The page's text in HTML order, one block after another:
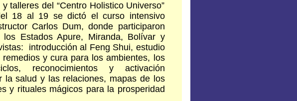
talleres del “Centro Holistico Universo”
18 al 19 se dictó el curso intensivo
Carlos Dum, donde participaron
Estados Apure, Miranda, Bolívar y
introducción al Feng Shui, estudio
y cura para los ambientes, los
reconocimientos y activación
salud y las relaciones, mapas de los
y rituales mágicos para la prosperidad